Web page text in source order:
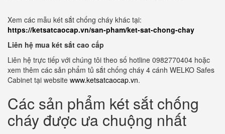
Xem các mẫu két sắt chống cháy khác tại:
https://ketsatcaocap.vn/san-pham/ket-sat-chong-chay
Liên hệ mua két sắt cao cấp
Liên hệ trực tiếp với chúng tôi theo số hotline 0982770404 hoặc
xem thêm các sản phẩm tủ sắt chống cháy 4 cánh WELKO Safes
Cabinet tại website www.ketsatcaocap.vn.
Các sản phẩm két sắt chống
cháy được ưa chuộng nhất